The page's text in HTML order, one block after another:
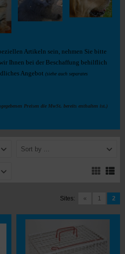
Artikeln sein, nehmen Sie bitte
Ihnen bei der Beschaffung behilflich
Angebot (siehe auch separates
Preisen die MwSt. bereits enthalten ist.)
Sort by ...
Sites: « 1 2